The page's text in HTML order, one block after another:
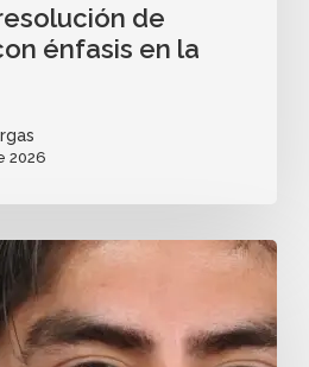
de
énfasis en la
2026